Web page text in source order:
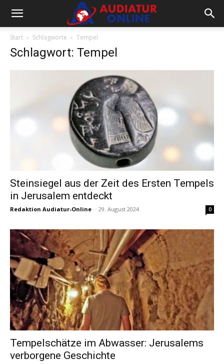
Start Schlagworte Tempel
Schlagwort: Tempel
Steinsiegel aus der Zeit des Ersten Tempels
in Jerusalem entdeckt
Redaktion Audiatur-Online - 29. August 2024 0
Tempelschätze im Abwasser: Jerusalems
verborgene Geschichte